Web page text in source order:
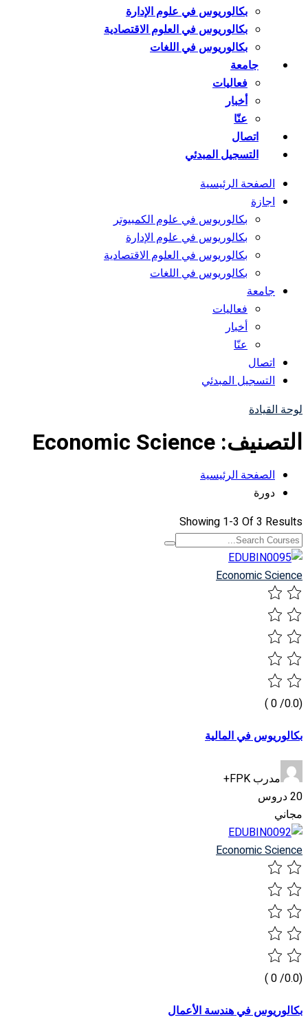
بكالوريوس في علوم الإدارة
بكالوريوس في العلوم الاقتصادية
بكالوريوس في اللغات
جامعة
فعاليات
أخبار
عنّا
اتصال
التسجيل المبدئي
الصفحة الرئيسية
اجازة
بكالوريوس في علوم الكمبيوتر
بكالوريوس في علوم الإدارة
بكالوريوس في العلوم الاقتصادية
بكالوريوس في اللغات
جامعة
فعاليات
أخبار
عنّا
اتصال
التسجيل المبدئي
لوحة القيادة
التصنيف: Economic Science
الصفحة الرئيسية
دورة
Showing 1-3 Of3 Results
Economic Science
(0.0/ 0 )
بكالوريوس في المالية
مدرب FPK+
20 دروس
مجاني
Economic Science
(0.0/ 0 )
بكالوريوس في هندسة الأعمال